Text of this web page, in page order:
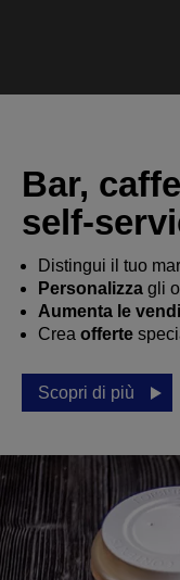
Bar,
self-
Distingui il tuo
Personalizza gli
Aumenta le
Crea offerte
Scopri di più